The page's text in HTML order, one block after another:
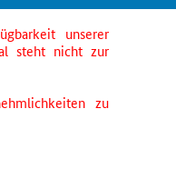
unserer
steht nicht zur
zu